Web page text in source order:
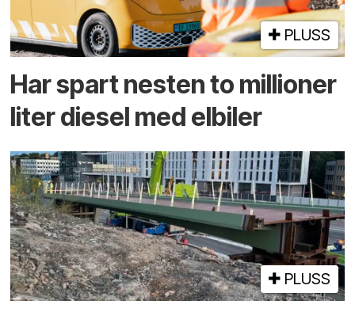
PLUSS
Har spart nesten to millioner
liter diesel med elbiler
PLUSS